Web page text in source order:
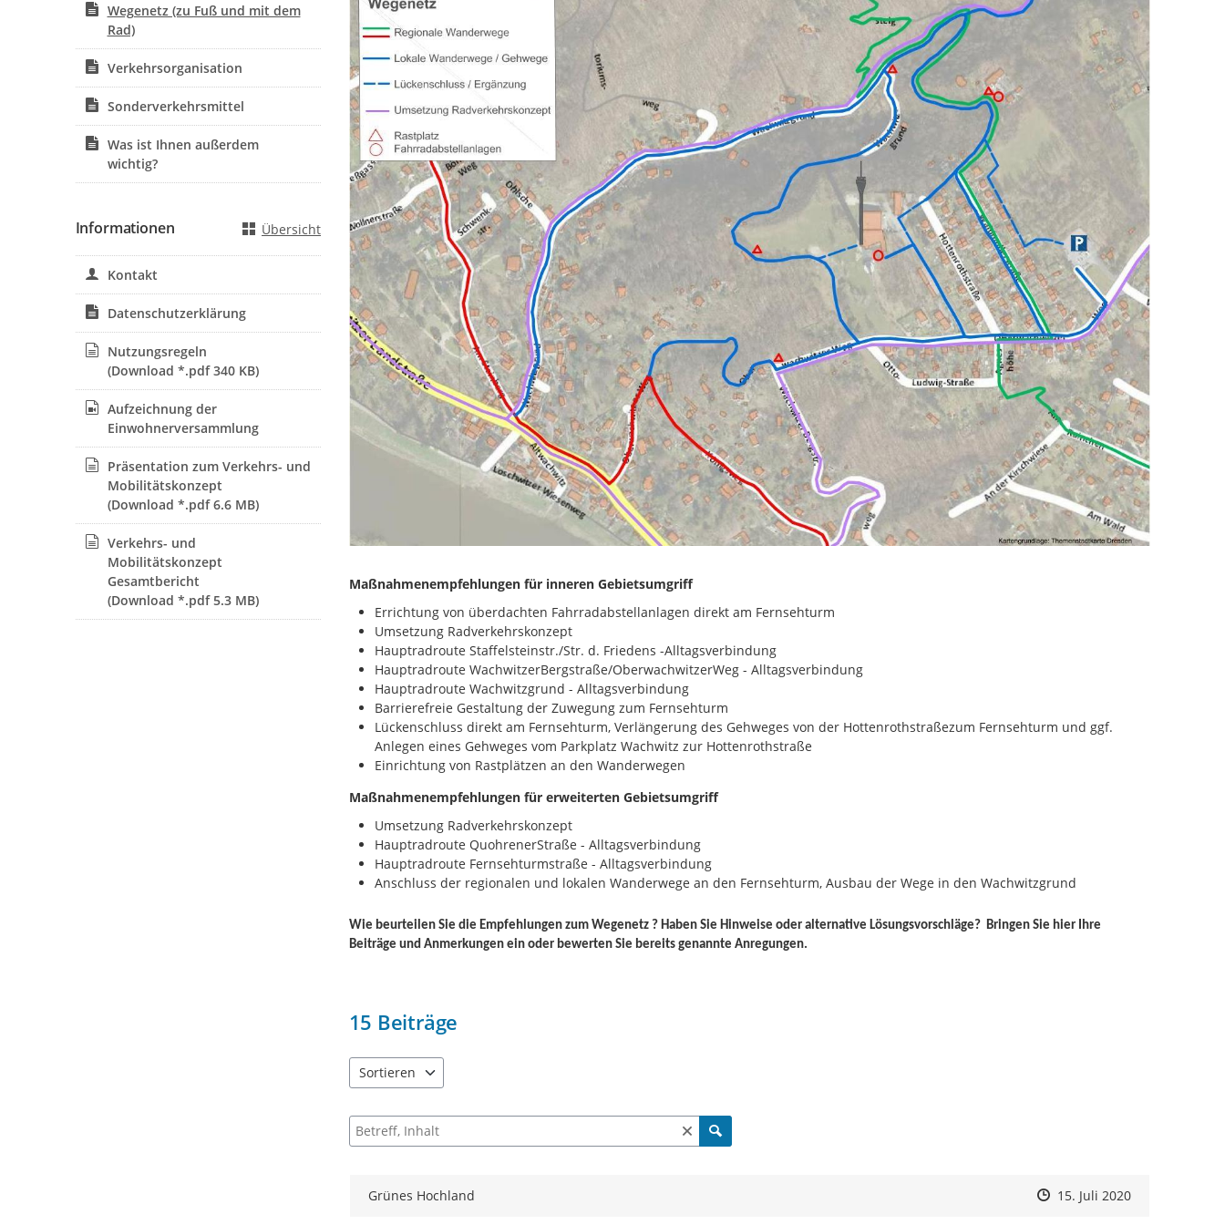
Maßnahmenempfehlungen für inneren Gebietsumgriff
Errichtung von überdachten Fahrradabstellanlagen direkt am Fernsehturm
Umsetzung Radverkehrskonzept
Hauptradroute Staffelsteinstr./Str. d. Friedens -Alltagsverbindung
Hauptradroute WachwitzerBergstraße/OberwachwitzerWeg - Alltagsverbindung
Hauptradroute Wachwitzgrund - Alltagsverbindung
Barrierefreie Gestaltung der Zuwegung zum Fernsehturm
Lückenschluss direkt am Fernsehturm, Verlängerung des Gehweges von der Hottenrothstraßezum Fernsehturm und ggf.
Anlegen eines Gehweges vom Parkplatz Wachwitz zur Hottenrothstraße
Einrichtung von Rastplätzen an den Wanderwegen
Maßnahmenempfehlungen für erweiterten Gebietsumgriff
Umsetzung Radverkehrskonzept
Hauptradroute QuohrenerStraße - Alltagsverbindung
Hauptradroute Fernsehturmstraße - Alltagsverbindung
Anschluss der regionalen und lokalen Wanderwege an den Fernsehturm, Ausbau der Wege in den Wachwitzgrund
Wie beurteilen Sie die Empfehlungen zum Wegenetz ? Haben Sie Hinweise oder alternative Lösungsvorschläge? Bringen Sie hier Ihre
Beiträge und Anmerkungen ein oder bewerten Sie bereits genannte Anregungen.
15 Beiträge
Sortieren
Suche nach Beiträgen und Kommentaren
Grünes Hochland Zeitpunkt des Erstellens
Zeitpunkt des Erstellens
15. Juli 2020Zur Äußerung
Wegenetz (zu Fuß und mit dem
Rad)
Verkehrsorganisation
Sonderverkehrsmittel
Was ist Ihnen außerdem
wichtig?
Informationen Übersicht
Kontakt
Datenschutzerklärung
Nutzungsregeln
(Download *.pdf 340 KB)
Aufzeichnung der
Einwohnerversammlung
Präsentation zum Verkehrs- und
Mobilitätskonzept
(Download *.pdf 6.6 MB)
Verkehrs- und
Mobilitätskonzept
Gesamtbericht
(Download *.pdf 5.3 MB)